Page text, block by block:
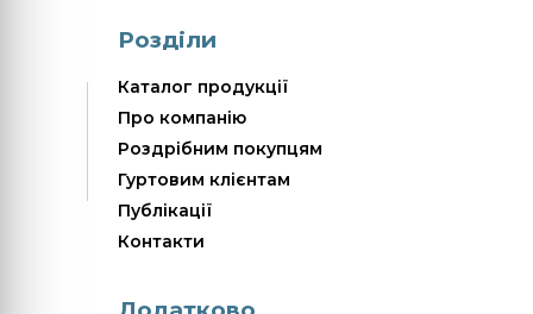
Розділи
Каталог продукції
Про компанію
Роздрібним покупцям
Гуртовим клієнтам
Публікації
Контакти